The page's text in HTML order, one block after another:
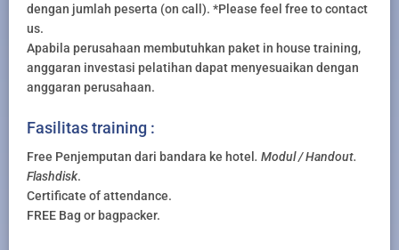
dengan jumlah peserta (on call). *Please feel free to contact
us.
Apabila perusahaan membutuhkan paket in house training,
anggaran investasi pelatihan dapat menyesuaikan dengan
anggaran perusahaan.
Fasilitas training :
Free Penjemputan dari bandara ke hotel . Modul / Handout.
Flashdisk.
Certificate of attendance.
FREE Bag or bagpacker.